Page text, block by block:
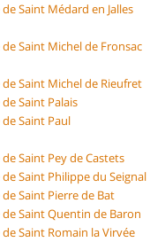
Saint Médard en Jalles
Saint Michel de Fronsac
Saint Michel de Rieufret
Saint Palais
Saint Paul
Saint Pey de Castets
Saint Philippe du Seignal
Saint Pierre de Bat
Saint Quentin de Baron
Saint Romain la Virvée